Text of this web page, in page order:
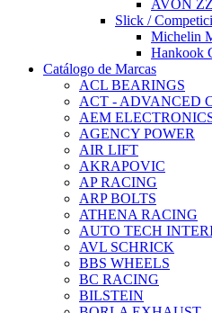
AVON
Slick /
Michelin
Hankook
Catálogo de Marcas
ACL BEARINGS
ACT - ADVANCED
AEM
AGENCY POWER
AIR LIFT
AKRAPOVIC
AP RACING
ARP BOLTS
ATHENA RACING
AUTO TECH
AVL SCHRICK
BBS WHEELS
BC RACING
BILSTEIN